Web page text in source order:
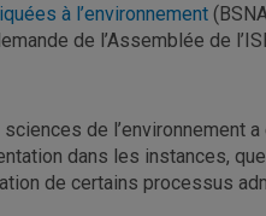
à l’environnement
de l’Assemblée de
de l’environnement
dans les instances,
de certains processus